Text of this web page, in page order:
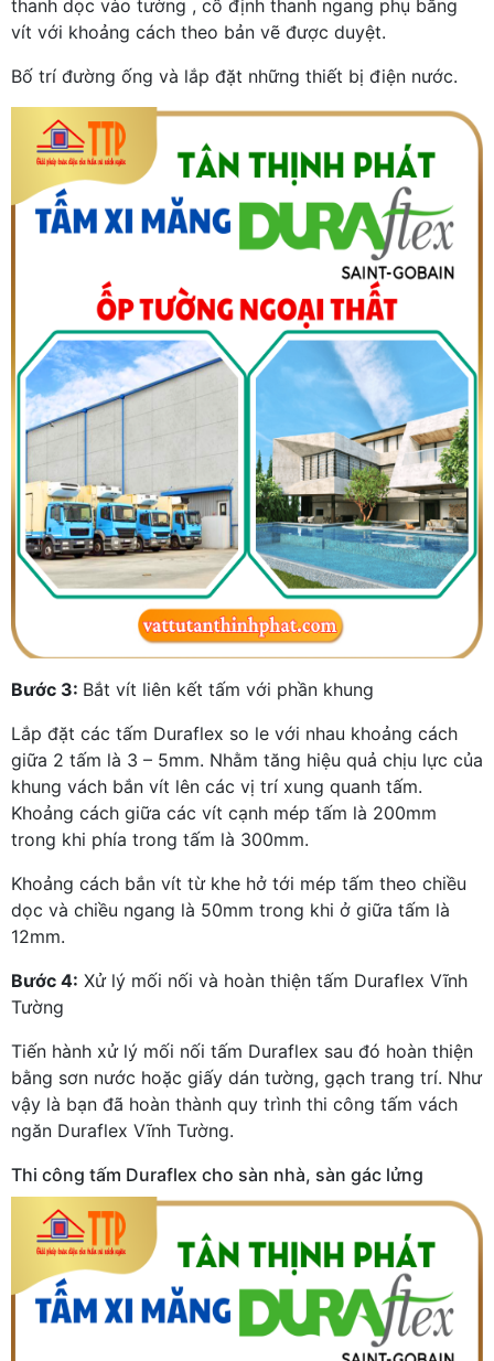
thanh dọc vào tường , cố định thanh ngang phụ bằng
vít với khoảng cách theo bản vẽ được duyệt.
Bố trí đường ống và lắp đặt những thiết bị điện nước.
Bước 3: Bắt vít liên kết tấm với phần khung
Lắp đặt các tấm Duraflex so le với nhau khoảng cách
giữa 2 tấm là 3 – 5mm. Nhằm tăng hiệu quả chịu lực của
khung vách bắn vít lên các vị trí xung quanh tấm.
Khoảng cách giữa các vít cạnh mép tấm là 200mm
trong khi phía trong tấm là 300mm.
Khoảng cách bắn vít từ khe hở tới mép tấm theo chiều
dọc và chiều ngang là 50mm trong khi ở giữa tấm là
12mm.
Bước 4: Xử lý mối nối và hoàn thiện tấm Duraflex Vĩnh
Tường
Tiến hành xử lý mối nối tấm Duraflex sau đó hoàn thiện
bằng sơn nước hoặc giấy dán tường, gạch trang trí. Như
vậy là bạn đã hoàn thành quy trình thi công tấm vách
ngăn Duraflex Vĩnh Tường.
Thi công tấm Duraflex cho sàn nhà, sàn gác lửng